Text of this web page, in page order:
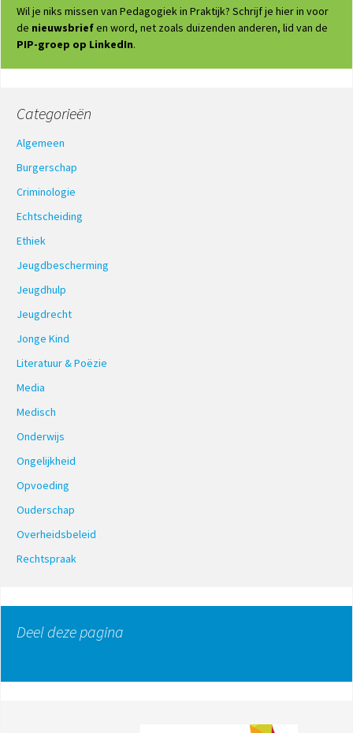
Wil je niks missen van Pedagogiek in Praktijk? Schrijf je hier in voor
de nieuwsbriefen word, net zoals duizenden anderen, lid van de
PIP-groep op LinkedIn.
Categorieën
Algemeen
Burgerschap
Criminologie
Echtscheiding
Ethiek
Jeugdbescherming
Jeugdhulp
Jeugdrecht
Jonge Kind
Literatuur & Poëzie
Media
Medisch
Onderwijs
Ongelijkheid
Opvoeding
Ouderschap
Overheidsbeleid
Rechtspraak
Deel deze pagina